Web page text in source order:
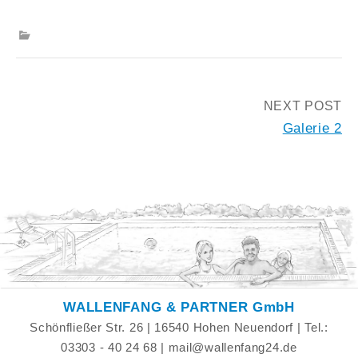
NEXT POST
Galerie 2
WALLENFANG & PARTNER GmbH
Schönfließer Str. 26 | 16540 Hohen Neuendorf | Tel.:
03303 - 40 24 68 | mail@wallenfang24.de